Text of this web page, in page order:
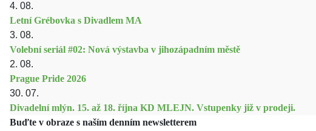
4. 08.
Letní Grébovka s Divadlem MA
3. 08.
Volební seriál #02: Nová výstavba v jihozápadním městě
2. 08.
Prague Pride 2026
30. 07.
Divadelní mlýn. 15. až 18. října KD MLEJN. Vstupenky již v prodeji.
Buďte v obraze s naším denním newsletterem